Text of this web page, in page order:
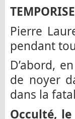
Pierre
pendant
D’abord,
de noyer
dans la
Occulté,